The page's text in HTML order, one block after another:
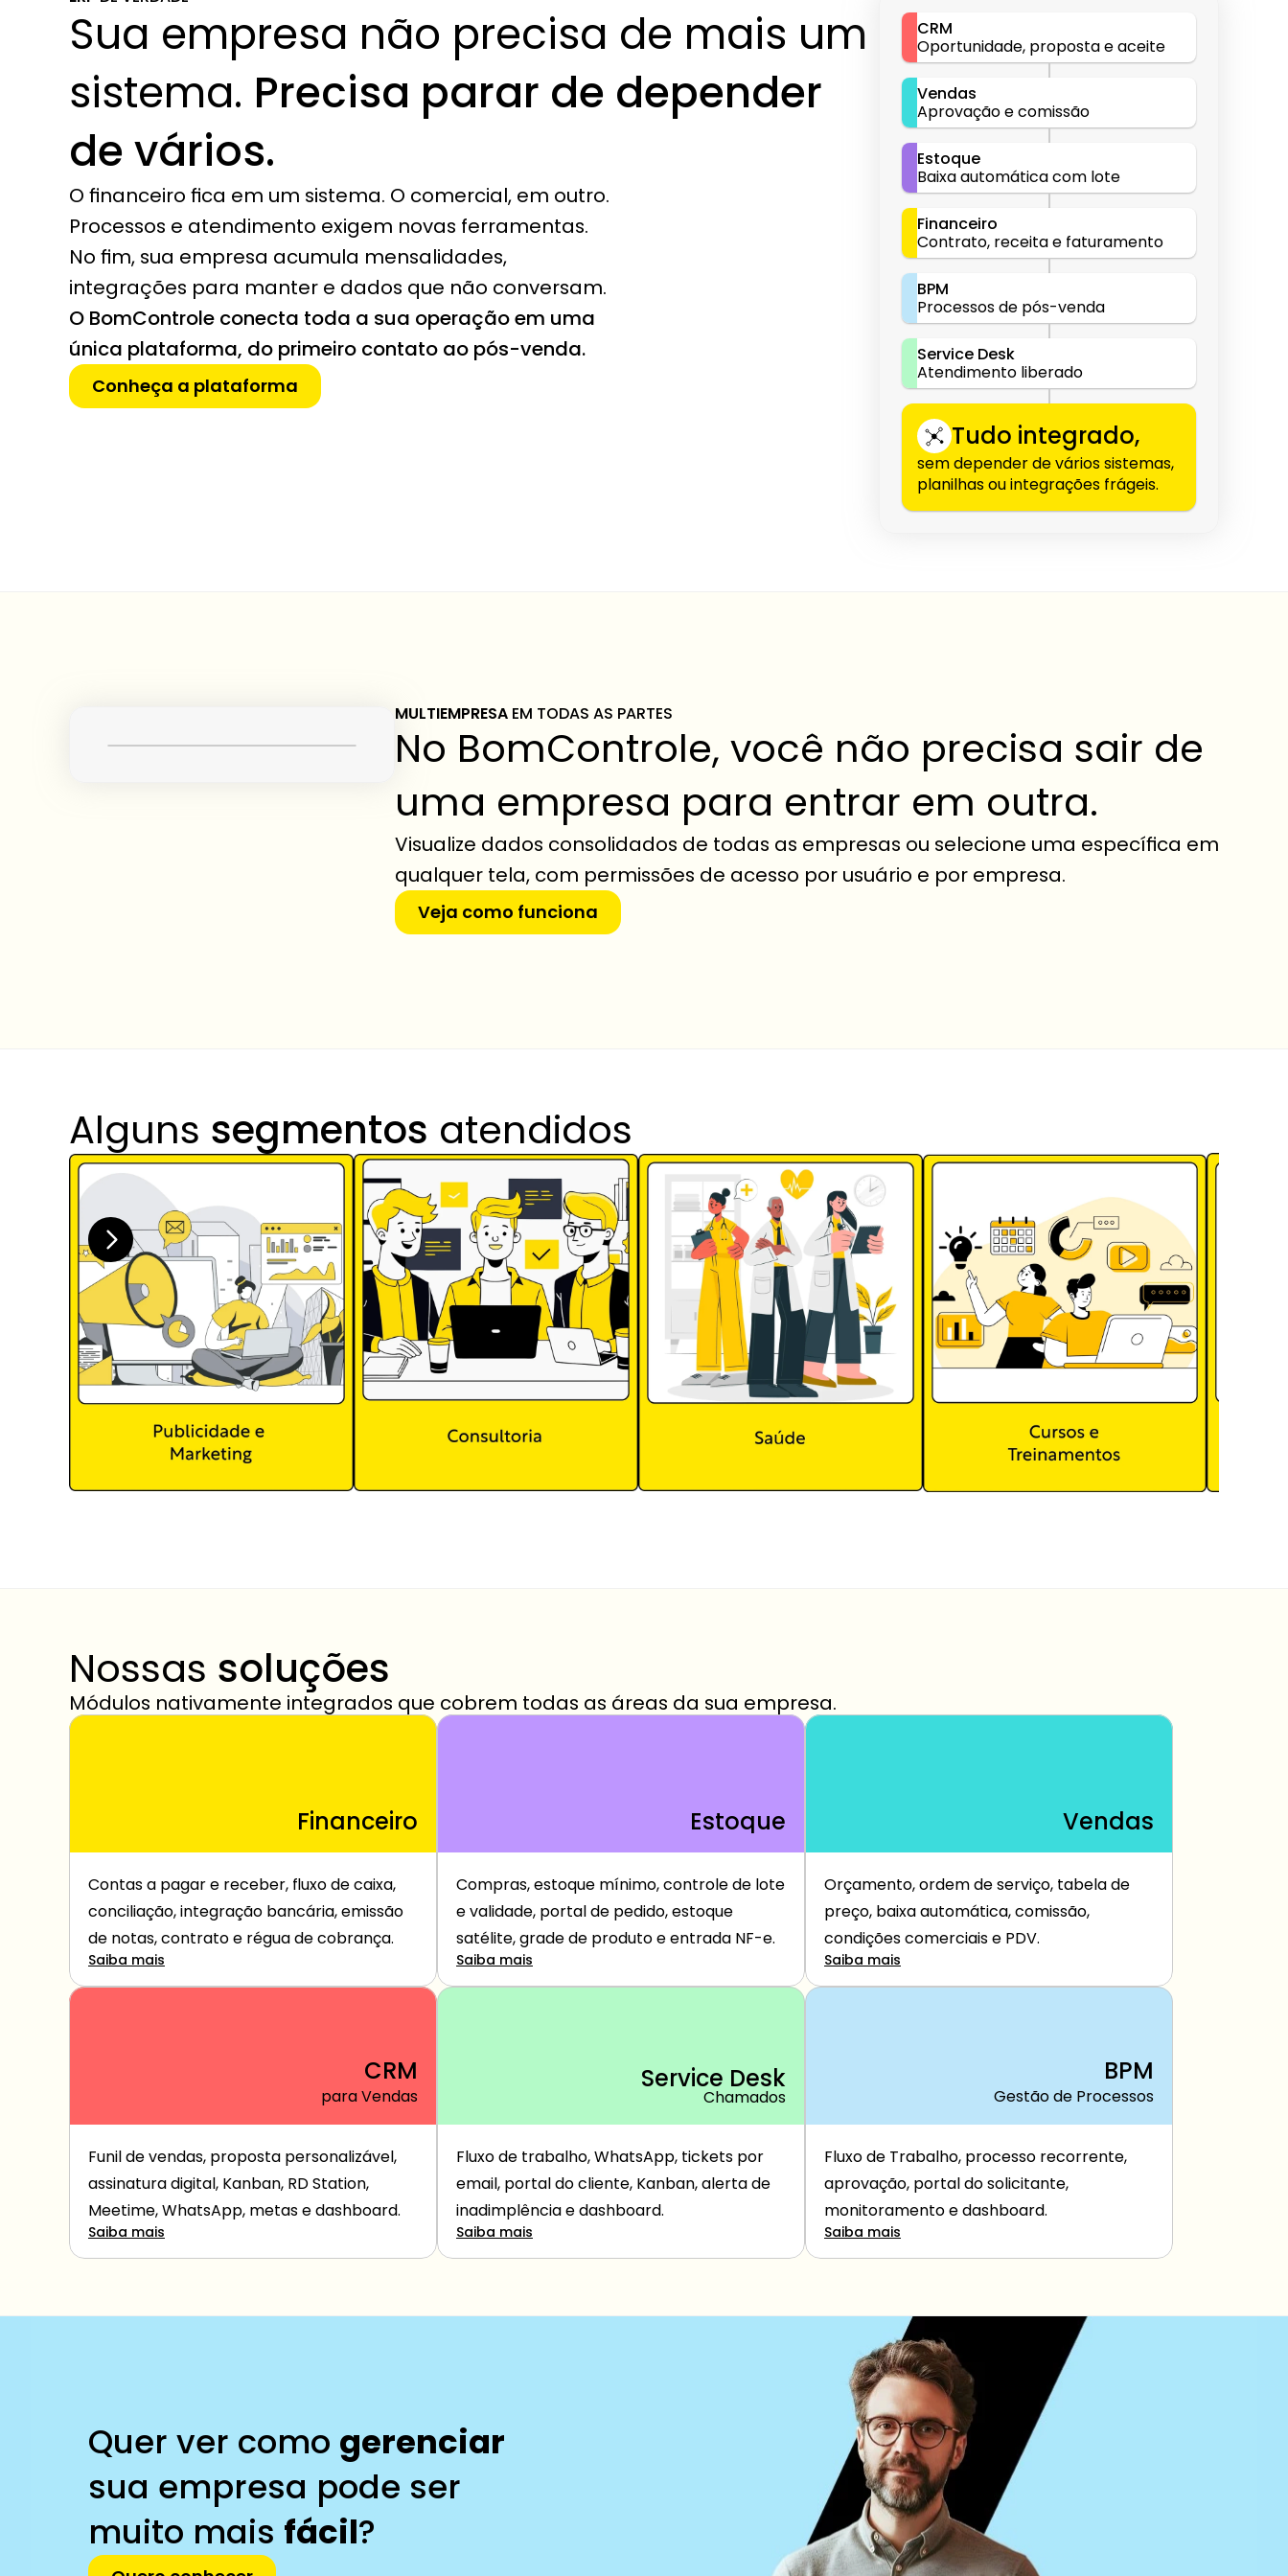
Sua empresa não precisa de mais um
sistema. Precisa parar de depender
de vários.
O financeiro fica em um sistema. O comercial, em outro.
Processos e atendimento exigem novas ferramentas.
No fim, sua empresa acumula mensalidades,
integrações para manter e dados que não conversam.
O BomControle conecta toda a sua operação em uma
única plataforma, do primeiro contato ao pós-venda.
Conheça a plataforma
CRM
Oportunidade, proposta e aceite
Vendas
Aprovação e comissão
Estoque
Baixa automática com lote
Financeiro
Contrato, receita e faturamento
BPM
Processos de pós-venda
Service Desk
Atendimento liberado
Tudo integrado,
sem depender de vários sistemas,
planilhas ou integrações frágeis.
MULTIEMPRESA EM TODAS AS PARTES
No BomControle, você não precisa sair de
uma empresa para entrar em outra.
Visualize dados consolidados de todas as empresas ou selecione uma específica em
qualquer tela, com permissões de acesso por usuário e por empresa.
Veja como funciona
Alguns segmentos atendidos
Nossas soluções
Módulos nativamente integrados que cobrem todas as áreas da sua empresa.
Financeiro
Contas a pagar e receber, fluxo de caixa,
conciliação, integração bancária, emissão
de notas, contrato e régua de cobrança.
Saiba mais
Estoque
Compras, estoque mínimo, controle de lote
e validade, portal de pedido, estoque
satélite, grade de produto e entrada NF-e.
Saiba mais
Vendas
Orçamento, ordem de serviço, tabela de
preço, baixa automática, comissão,
condições comerciais e PDV.
Saiba mais
CRM
para Vendas
Funil de vendas, proposta personalizável,
assinatura digital, Kanban, RD Station,
Meetime, WhatsApp, metas e dashboard.
Saiba mais
Service Desk
Chamados
Fluxo de trabalho, WhatsApp, tickets por
email, portal do cliente, Kanban, alerta de
inadimplência e dashboard.
Saiba mais
BPM
Gestão de Processos
Fluxo de Trabalho, processo recorrente,
aprovação, portal do solicitante,
monitoramento e dashboard.
Saiba mais
Quer ver como gerenciar
sua empresa pode ser
muito mais fácil?